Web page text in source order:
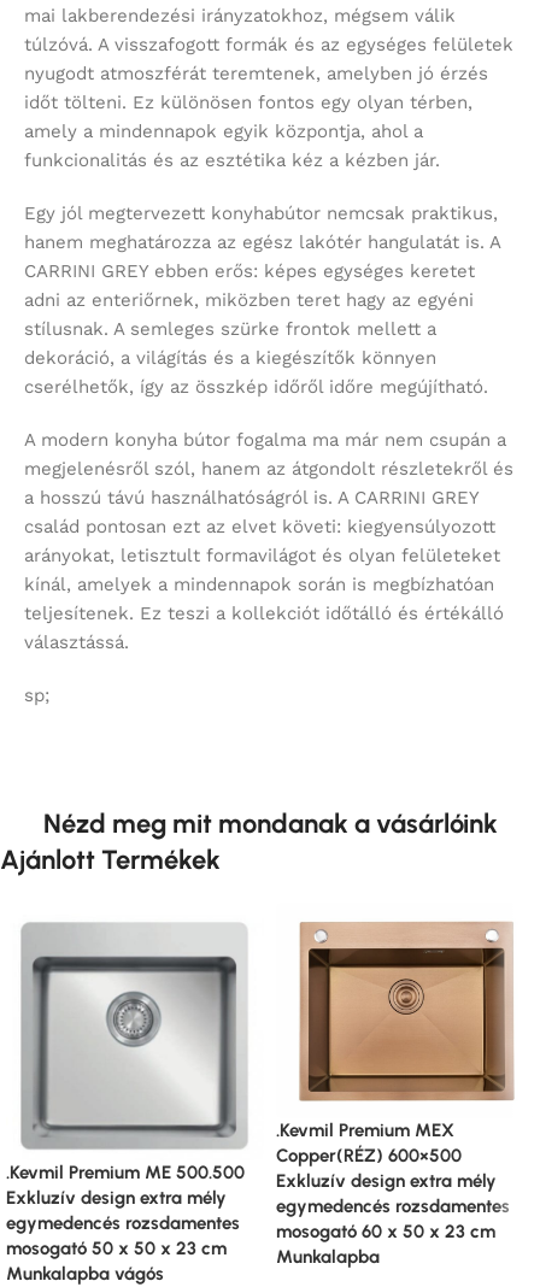
mai lakberendezési irányzatokhoz, mégsem válik
túlzóvá. A visszafogott formák és az egységes felületek
nyugodt atmoszférát teremtenek, amelyben jó érzés
időt tölteni. Ez különösen fontos egy olyan térben,
amely a mindennapok egyik központja, ahol a
funkcionalitás és az esztétika kéz a kézben jár.
Egy jól megtervezett konyhabútor nemcsak praktikus,
hanem meghatározza az egész lakótér hangulatát is. A
CARRINI GREY ebben erős: képes egységes keretet
adni az enteriőrnek, miközben teret hagy az egyéni
stílusnak. A semleges szürke frontok mellett a
dekoráció, a világítás és a kiegészítők könnyen
cserélhetők, így az összkép időről időre megújítható.
A modern konyha bútor fogalma ma már nem csupán a
megjelenésről szól, hanem az átgondolt részletekről és
a hosszú távú használhatóságról is. A CARRINI GREY
család pontosan ezt az elvet követi: kiegyensúlyozott
arányokat, letisztult formavilágot és olyan felületeket
kínál, amelyek a mindennapok során is megbízhatóan
teljesítenek. Ez teszi a kollekciót időtálló és értékálló
választássá.
sp;
Nézd meg mit mondanak a vásárlóink
Ajánlott Termékek
.Kevmil Premium ME 500.500
Exkluzív design extra mély
egymedencés rozsdamentes
mosogató 50 x 50 x 23 cm
Munkalapba vágós
.Kevmil Premium MEX
Copper(RÉZ) 600×500
Exkluzív design extra mély
egymedencés rozsdamentes
mosogató 60 x 50 x 23 cm
Munkalapba